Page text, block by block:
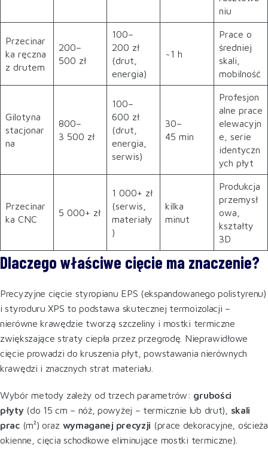
niu
Przecinar
ka ręczna
z drutem
200–
500 zł
100–
200 zł
(drut,
energia)
~1 h
Prace o
średniej
skali,
mobilność
Gilotyna
stacjonar
na
800–
3 500 zł
100–
600 zł
(drut,
energia,
serwis)
30–
45 min
Profesjon
alne prace
elewacyjn
e, serie
identyczn
ych płyt
Przecinar
ka CNC
5 000+ zł
1 000+ zł
(serwis,
materiały
)
kilka
minut
Produkcja
przemysł
owa,
kształty
3D
Dlaczego właściwe cięcie ma znaczenie?
Precyzyjne cięcie styropianu EPS (ekspandowanego polistyrenu)
i styroduru XPS to podstawa skutecznej termoizolacji –
nierówne krawędzie tworzą szczeliny i mostki termiczne
zwiększające straty ciepła przez przegrodę. Nieprawidłowe
cięcie prowadzi do kruszenia płyt, powstawania nierównych
krawędzi i znacznych strat materiału.
Wybór metody zależy od trzech parametrów: grubości
płyty(do 15 cm – nóż, powyżej – termicznie lub drut), skali
prac(m²) oraz wymaganej precyzji (prace dekoracyjne, ościeża
okienne, cięcia schodkowe eliminujące mostki termiczne).